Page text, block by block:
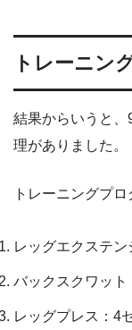
トレーニン
結果からいうと
理がありました。
トレーニングプ
レッグエクステ
バックスクワッ
レッグプレス：4